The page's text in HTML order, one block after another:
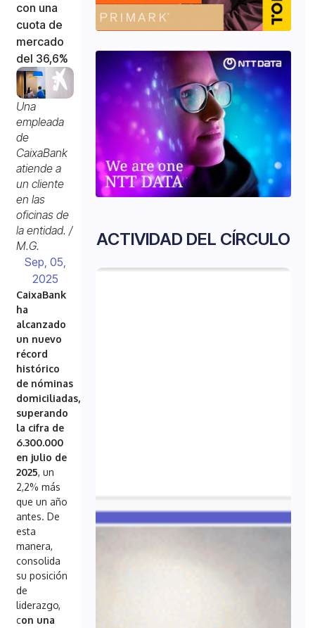
con una
cuota de
mercado
del 36,6%
Una
empleada
de
CaixaBank
atiende a
un cliente
en las
oficinas de
la entidad. /
M.G.
Sep, 05,
2025
CaixaBank
ha
alcanzado
un nuevo
récord
histórico
de nóminas
domiciliadas,
superando
la cifra de
6.300.000
en julio de
2025, un
2,2% más
que un año
antes. De
esta
manera,
consolida
su posición
de
liderazgo,
con una
ACTIVIDAD DEL CÍRCULO